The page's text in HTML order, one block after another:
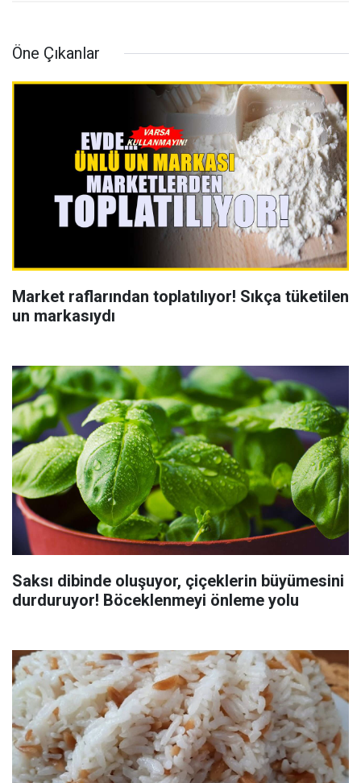
Öne Çıkanlar
Market raflarından toplatılıyor! Sıkça tüketilen
un markasıydı
Saksı dibinde oluşuyor, çiçeklerin büyümesini
durduruyor! Böceklenmeyi önleme yolu